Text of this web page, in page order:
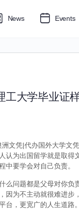
News Events
大学毕业证
文凭|代办国外大学文
为出国留学就是取得
中要学会对自己负责。
问题都是父母对你负
为不主动就很难进步
台，更宽广的人生道路。